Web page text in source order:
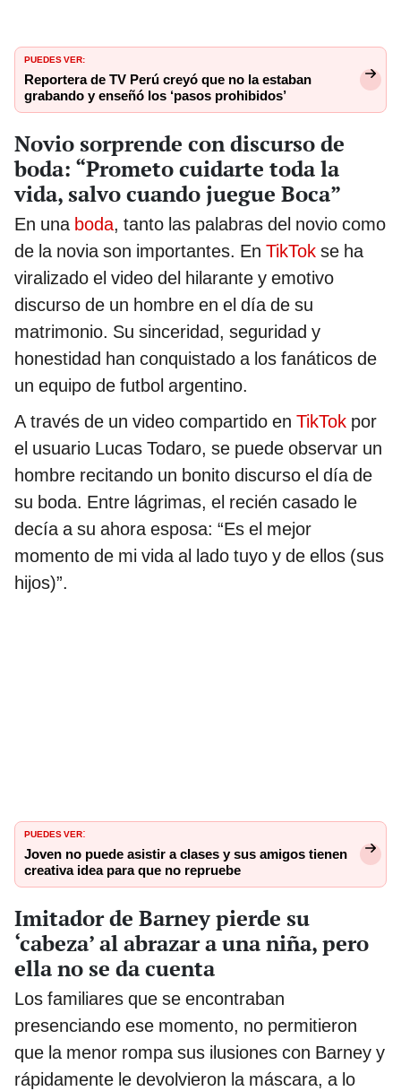
PUEDES VER:
Reportera de TV Perú creyó que no la estaban
grabando y enseñó los ‘pasos prohibidos’
Novio sorprende con discurso de
boda: “Prometo cuidarte toda la
vida, salvo cuando juegue Boca”
En una boda, tanto las palabras del novio como
de la novia son importantes. En TikTok se ha
viralizado el video del hilarante y emotivo
discurso de un hombre en el día de su
matrimonio. Su sinceridad, seguridad y
honestidad han conquistado a los fanáticos de
un equipo de futbol argentino.
A través de un video compartido en TikTok por
el usuario Lucas Todaro, se puede observar un
hombre recitando un bonito discurso el día de
su boda. Entre lágrimas, el recién casado le
decía a su ahora esposa: “Es el mejor
momento de mi vida al lado tuyo y de ellos (sus
hijos)”.
PUEDES VER:
Joven no puede asistir a clases y sus amigos tienen
creativa idea para que no repruebe
Imitador de Barney pierde su
‘cabeza’ al abrazar a una niña, pero
ella no se da cuenta
Los familiares que se encontraban
presenciando ese momento, no permitieron
que la menor rompa sus ilusiones con Barney y
rápidamente le devolvieron la máscara, a lo